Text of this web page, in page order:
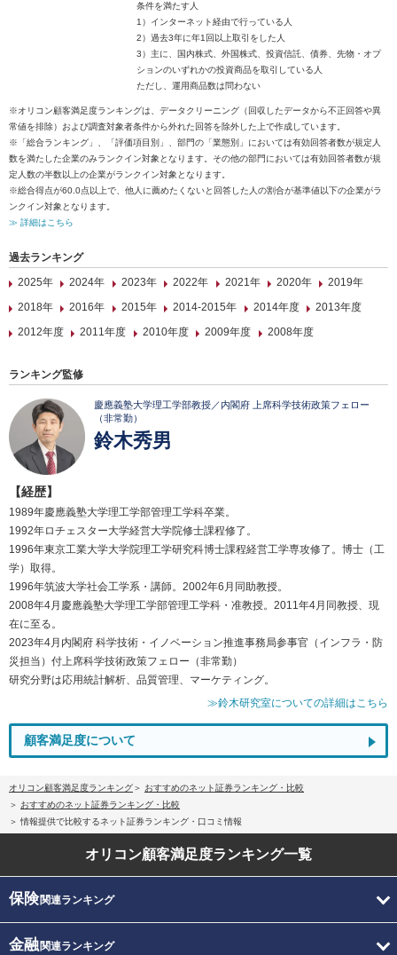
条件を満たす人
1）インターネット経由で行っている人
2）過去3年に年1回以上取引をした人
3）主に、国内株式、外国株式、投資信託、債券、先物・オプ
ションのいずれかの投資商品を取引している人
ただし、運用商品数は問わない
※オリコン顧客満足度ランキングは、データクリーニング（回収したデータから不正回答や異
常値を排除）および調査対象者条件から外れた回答を除外した上で作成しています。
※「総合ランキング」、「評価項目別」、部門の「業態別」においては有効回答者数が規定人
数を満たした企業のみランクイン対象となります。その他の部門においては有効回答者数が規
定人数の半数以上の企業がランクイン対象となります。
※総合得点が60.0点以上で、他人に薦めたくないと回答した人の割合が基準値以下の企業がラ
ンクイン対象となります。
≫ 詳細はこちら
過去ランキング
2025年
2024年 2023年 2022年 2021年 2020年
2019年
2018年
2016年 2015年 2014-2015年 2014年度
2013年度
2012年度
2011年度 2010年度 2009年度 2008年度
ランキング監修
慶應義塾大学理工学部教授／内閣府 上席科学技術政策フェロー
（非常勤）
鈴木秀男
【経歴】
1989年慶應義塾大学理工学部管理工学科卒業。
1992年ロチェスター大学経営大学院修士課程修了。
1996年東京工業大学大学院理工学研究科博士課程経営工学専攻修了。博士（工
学）取得。
1996年筑波大学社会工学系・講師。2002年6月同助教授。
2008年4月慶應義塾大学理工学部管理工学科・准教授。2011年4月同教授、現
在に至る。
2023年4月内閣府 科学技術・イノベーション推進事務局参事官（インフラ・防
災担当）付上席科学技術政策フェロー（非常勤）
研究分野は応用統計解析、品質管理、マーケティング。
≫鈴木研究室についての詳細はこちら
顧客満足度について
オリコン顧客満足度ランキング
おすすめのネット証券ランキング・比較
おすすめのネット証券ランキング・比較
情報提供で比較するネット証券ランキング・口コミ情報
オリコン顧客満足度ランキング一覧
保険関連ランキング
金融関連ランキング